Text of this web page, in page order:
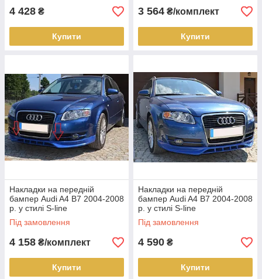
4 428 ₴
Купити
3 564 ₴/комплект
Купити
Накладки на передній
бампер Audi A4 B7 2004-2008
р. у стилі S-line
Під замовлення
4 158 ₴/комплект
Купити
Накладки на передній
бампер Audi A4 B7 2004-2008
р. у стилі S-line
Під замовлення
4 590 ₴
Купити